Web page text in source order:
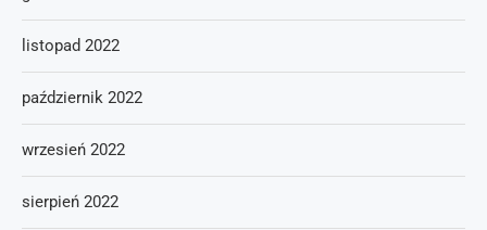
listopad 2022
październik 2022
wrzesień 2022
sierpień 2022